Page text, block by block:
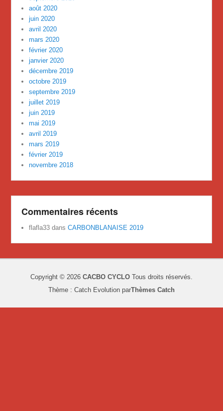
août 2020
juin 2020
avril 2020
mars 2020
février 2020
janvier 2020
décembre 2019
octobre 2019
septembre 2019
juillet 2019
juin 2019
mai 2019
avril 2019
mars 2019
février 2019
novembre 2018
Commentaires récents
flafla33 dansCARBONBLANAISE 2019
Copyright © 2026 CACBO CYCLO Tous droits réservés.
Thème : Catch Evolution parThèmes Catch